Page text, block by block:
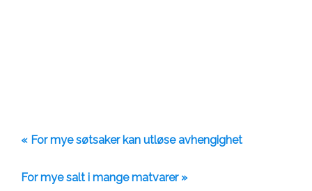
« For mye søtsaker kan utløse avhengighet
For mye salt i mange matvarer »